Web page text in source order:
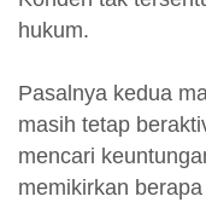
hukum.
Pasalnya kedua
masih tetap
mencari
memikirkan